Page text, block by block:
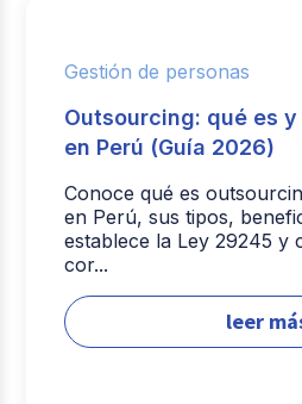
Gestión de personas
Outsourcing: qué es
en Perú (Guía 2026)
Conoce qué es
en Perú, sus tipos,
establece la Ley 29245 y
cor...
leer